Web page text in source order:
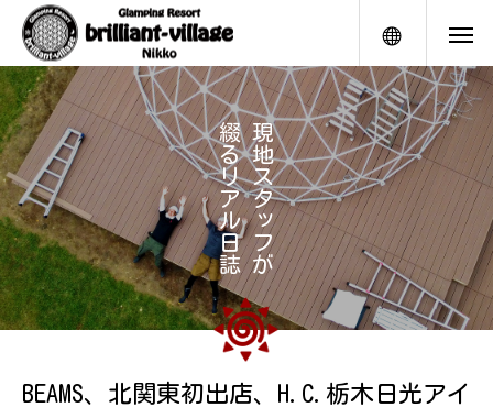
メニュー
現
地
ス
タ
ッ
フ
が
綴
る
リ
ア
ル
日
誌
BEAMS、北関東初出店、H.C.栃木日光アイ